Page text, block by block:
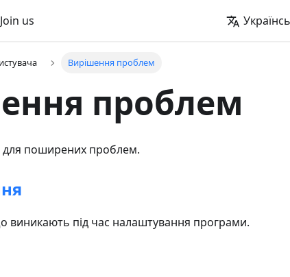
us
Вирішення проблем
проблем
для поширених проблем.
виникають під час налаштування програми.